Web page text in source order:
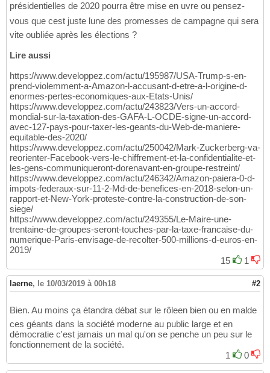
présidentielles de 2020 pourra être mise en uvre ou pensez-
vous que cest juste lune des promesses de campagne qui sera
vite oubliée après les élections ?
Lire aussi
https://www.developpez.com/actu/195987/USA-Trump-s-en-
prend-violemment-a-Amazon-l-accusant-d-etre-a-l-origine-d-
enormes-pertes-economiques-aux-Etats-Unis/
https://www.developpez.com/actu/243823/Vers-un-accord-
mondial-sur-la-taxation-des-GAFA-L-OCDE-signe-un-accord-
avec-127-pays-pour-taxer-les-geants-du-Web-de-maniere-
equitable-des-2020/
https://www.developpez.com/actu/250042/Mark-Zuckerberg-va-
reorienter-Facebook-vers-le-chiffrement-et-la-confidentialite-et-
les-gens-communiqueront-dorenavant-en-groupe-restreint/
https://www.developpez.com/actu/246342/Amazon-paiera-0-d-
impots-federaux-sur-11-2-Md-de-benefices-en-2018-selon-un-
rapport-et-New-York-proteste-contre-la-construction-de-son-
siege/
https://www.developpez.com/actu/249355/Le-Maire-une-
trentaine-de-groupes-seront-touches-par-la-taxe-francaise-du-
numerique-Paris-envisage-de-recolter-500-millions-d-euros-en-
2019/
15
1
laerne, le 10/03/2019 à 00h18 #2
Bien. Au moins ça étandra débat sur le rôleen bien ou en malde
ces géants dans la société moderne au public large et en
démocratie c'est jamais un mal qu'on se penche un peu sur le
fonctionnement de la société.
1
0